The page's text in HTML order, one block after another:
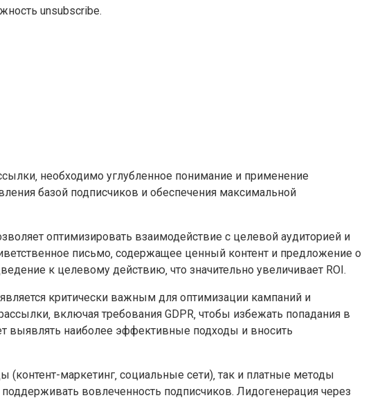
unsubscribe.
необходимо углубленное понимание и применение
базой подписчиков и обеспечения максимальной
оптимизировать взаимодействие с целевой аудиторией и
письмо‚ содержащее ценный контент и предложение о
к целевому действию‚ что значительно увеличивает ROI.
критически важным для оптимизации кампаний и
включая требования GDPR‚ чтобы избежать попадания в
выявлять наиболее эффективные подходы и вносить
маркетинг‚ социальные сети)‚ так и платные методы
вовлеченность подписчиков. Лидогенерация через